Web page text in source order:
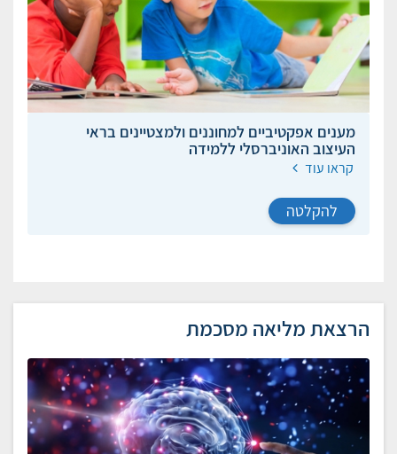
מענים אפקטיביים למחוננים ולמצטיינים בראי
העיצוב האוניברסלי ללמידה
קראו עוד
להקלטה
הרצאת מליאה מסכמת